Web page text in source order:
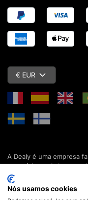
€ EUR
A Dealy é uma empresa
acessórios mais baratos
colecções de capas,
para o seu smartphone,
Desde 2012,
Nós usamos cookies